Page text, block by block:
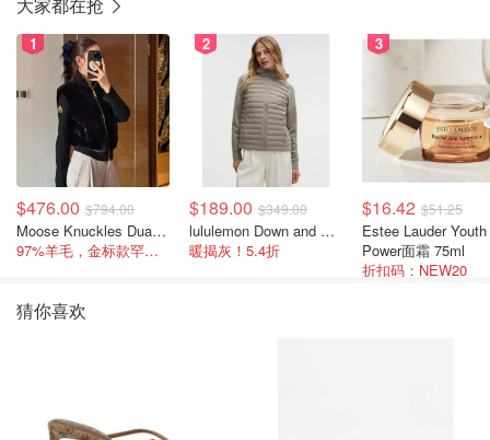
1
$476.00 $794.00
Moose Knuckles Dua Bunny 羊毛混纺针织夹克
97%羊毛，金标款罕见打折
2
$189.00 $349.00
lululemon Down and Around 羽绒夹克
暖揭灰！5.4折
3
$16.42 $51.25
Estee Lauder Youth
Power面霜 75ml
折扣码：NEW20
猜你喜欢